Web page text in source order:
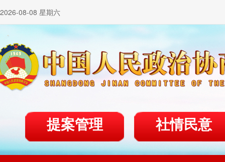
2026-08-08 星期六
提案管理 社情民意